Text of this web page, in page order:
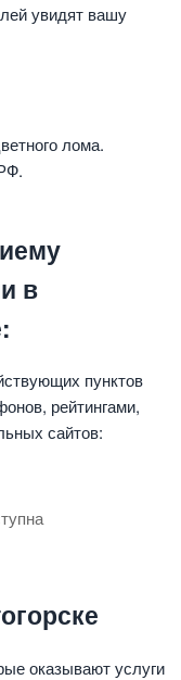
увидят вашу
лома.
в
пунктов
рейтингами,
сайтов:
оказывают услуги